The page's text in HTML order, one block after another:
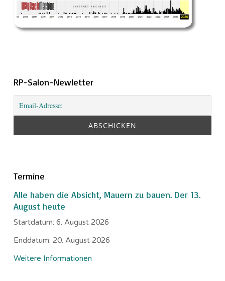
RP-Salon-Newletter
Termine
Alle haben die Absicht, Mauern zu bauen. Der 13.
August heute
Startdatum: 6. August 2026
Enddatum: 20. August 2026
Weitere Informationen